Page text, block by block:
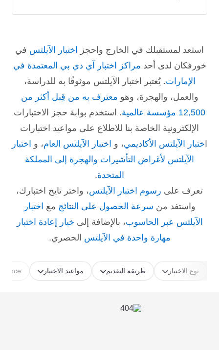
استعد لمستقبلك في الخارج واحجز اختبار الآيلتس في
خورفكان لدى أحد مراكز اختبار آي دي بي المعتمدة في
الإمارات. يُعتبر اختبار الآيلتس موثوقًا به للدراسة،
والعمل، والهجرة، وهو معترف به من قِبل أكثر من
12,500 مؤسسة عالمية
. استخدم بوابة حجز الاختبارات
الإلكترونية الخاصة بنا للاطلاع على مواعيد اختبارات
ختبار الآيلتس الأكاديمي، و اختبار الآيلتس العام، و اختبار
الآيلتس لأغراض التأشيرات والهجرة إلى المملكة
المتحدة.
تعرف على رسوم اختبار الآيلتس، واختر تايخ اختبارك،
واستفد من سرعة الحصول على النتائج مع اختبار
الآيلتس عبر الحاسوب، بالإضافة إلى خيار إعادة اختبار
مهارة واحدة في الآيلتس الحصري.
نوع الاختبار طريقة التقديم مواعيد الاختبار